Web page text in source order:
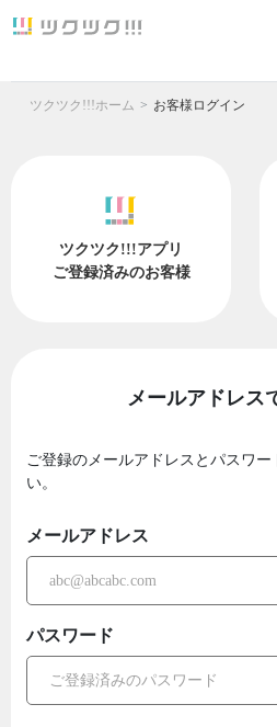
ツクツク!!!ホーム お客様ログイン
ツクツク!!!アプリ
ご登録済みのお客様
メールアドレス
ご登録のメールアドレスとパスワー
い。
メールアドレス
パスワード